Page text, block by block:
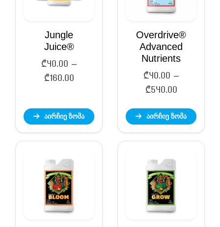
Jungle
Juice®
₾40.00 –
₾160.00Price
through
₾160.00
აირჩიე ზომა
Overdrive®
Advanced
Nutrients
₾40.00 –
₾540.00Price
₾40.00
through
₾540.00
აირჩიე ზომა